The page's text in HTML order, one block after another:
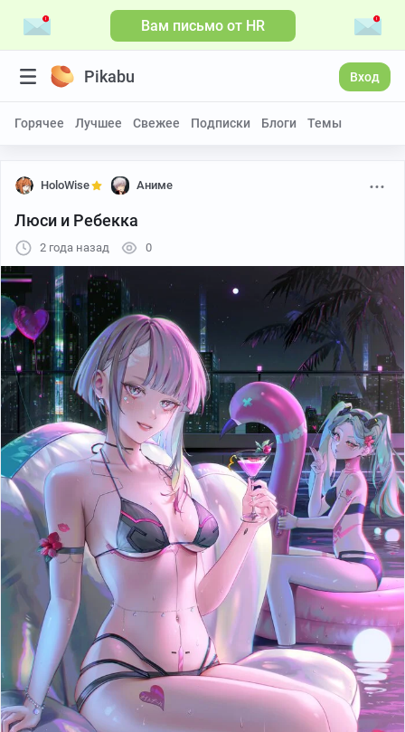
Вам письмо от HR
Pikabu Вход
Горячее Лучшее Свежее Подписки Блоги Темы
HoloWise Аниме
Люси и Ребекка
2 года назад 0